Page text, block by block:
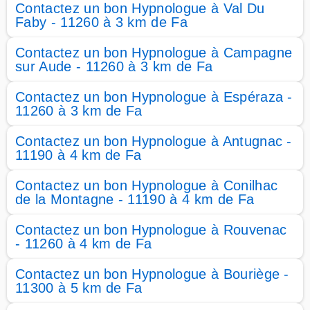
Contactez un bon Hypnologue à Val Du
Faby - 11260 à 3 km de Fa
Contactez un bon Hypnologue à Campagne
sur Aude - 11260 à 3 km de Fa
Contactez un bon Hypnologue à Espéraza -
11260 à 3 km de Fa
Contactez un bon Hypnologue à Antugnac -
11190 à 4 km de Fa
Contactez un bon Hypnologue à Conilhac
de la Montagne - 11190 à 4 km de Fa
Contactez un bon Hypnologue à Rouvenac
- 11260 à 4 km de Fa
Contactez un bon Hypnologue à Bouriège -
11300 à 5 km de Fa